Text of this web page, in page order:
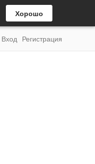
Хорошо
Вход Регистрация